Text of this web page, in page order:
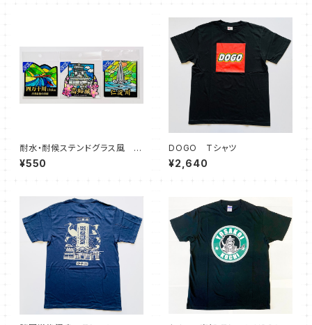
耐水・耐候ステンドグラス風 ス
テッカー(四万十川、高知城、仁
淀川)
¥550
DOGO Tシャツ
¥2,640